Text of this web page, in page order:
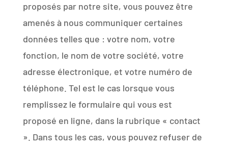
proposés par notre site, vous pouvez être
amenés à nous communiquer certaines
données telles que : votre nom, votre
fonction, le nom de votre société, votre
adresse électronique, et votre numéro de
téléphone. Tel est le cas lorsque vous
remplissez le formulaire qui vous est
proposé en ligne, dans la rubrique « contact
». Dans tous les cas, vous pouvez refuser de